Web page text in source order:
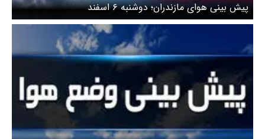
پیش بینی هوای مازندران؛ دوشنبه ۶ اسفند